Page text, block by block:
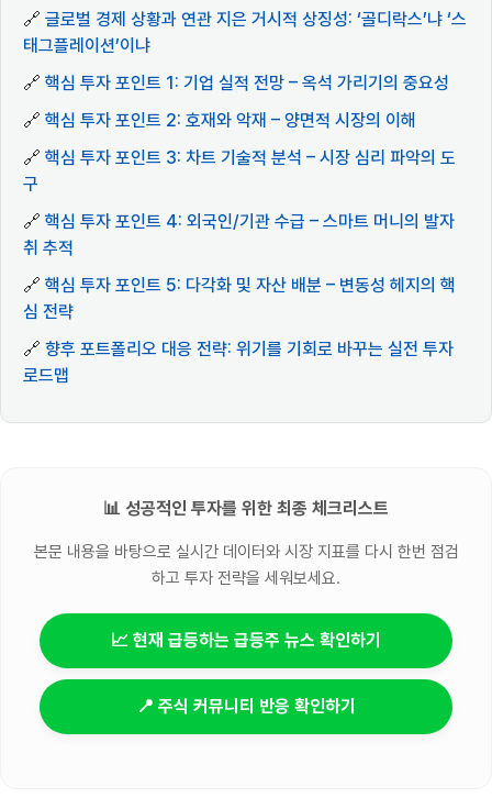
🔗 글로벌 경제 상황과 연관 지은 거시적 상징성: ‘골디락스’냐 ‘스
태그플레이션’이냐
🔗 핵심 투자 포인트 1: 기업 실적 전망 – 옥석 가리기의 중요성
🔗 핵심 투자 포인트 2: 호재와 악재 – 양면적 시장의 이해
🔗 핵심 투자 포인트 3: 차트 기술적 분석 – 시장 심리 파악의 도
구
🔗 핵심 투자 포인트 4: 외국인/기관 수급 – 스마트 머니의 발자
취 추적
🔗 핵심 투자 포인트 5: 다각화 및 자산 배분 – 변동성 헤지의 핵
심 전략
🔗 향후 포트폴리오 대응 전략: 위기를 기회로 바꾸는 실전 투자
로드맵
📊 성공적인 투자를 위한 최종 체크리스트
본문 내용을 바탕으로 실시간 데이터와 시장 지표를 다시 한번 점검
하고 투자 전략을 세워보세요.
📈 현재 급등하는 급등주 뉴스 확인하기
📍 주식 커뮤니티 반응 확인하기